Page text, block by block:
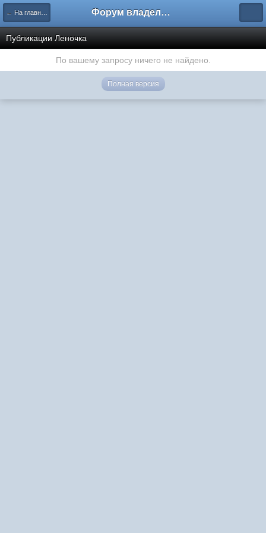
← На главную Форум владельцев интернет-магазинов
Публикации Леночка
По вашему запросу ничего не найдено.
Полная версия